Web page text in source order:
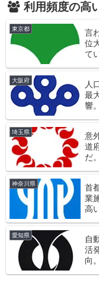
利用頻度の高
東京都
言
位
て
大阪府
人
最
響。
埼玉県
意
道
だ。
神奈川県
首
業
高
愛知県
自
活
向。